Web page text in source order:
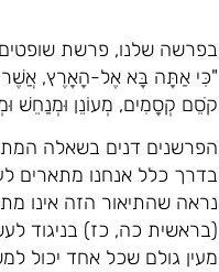
בפרשה שלנו, פרשת
"כִּי אַתָּה בָּא אֶל-הָאָרֶץ,
קֹסֵם קְסָמִים, מְעוֹנֵן וּמְנַחֵשׁ
הפרשנים דנים בשאלה
בדרך כלל אנחנו מתארים
נראה שהתיאור הזה אינו
(בראשית כה, כז) בניגוד
מעין גולם שכל אחד יכול